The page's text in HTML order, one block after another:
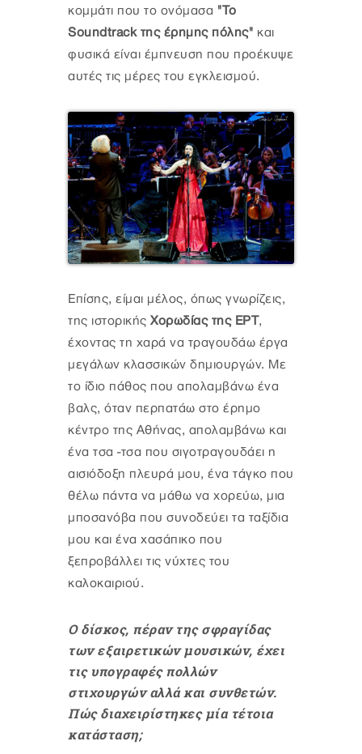
κομμάτι που το ονόμασα ''Το
Soundtrack της έρημης πόλης'' και
φυσικά είναι έμπνευση που προέκυψε
αυτές τις μέρες του εγκλεισμού.
Επίσης, είμαι μέλος, όπως γνωρίζεις,
της ιστορικής Xορωδίας της ΕΡΤ,
έχοντας τη χαρά να τραγουδάω έργα
μεγάλων κλασσικών δημιουργών. Mε
το ίδιο πάθος που απολαμβάνω ένα
βαλς, όταν περπατάω στο έρημο
κέντρο της Αθήνας, απολαμβάνω και
ένα τσα -τσα που σιγοτραγουδάει η
αισιόδοξη πλευρά μου, ένα τάγκο που
θέλω πάντα να μάθω να χορεύω, μια
μποσανόβα που συνοδεύει τα ταξίδια
μου και ένα χασάπικο που
ξεπροβάλλει τις νύχτες του
καλοκαιριού.
Ο δίσκος, πέραν της σφραγίδας
των εξαιρετικών μουσικών, έχει
τις υπογραφές πολλών
στιχουργών αλλά και συνθετών.
Πώς διαχειρίστηκες μία τέτοια
κατάσταση;